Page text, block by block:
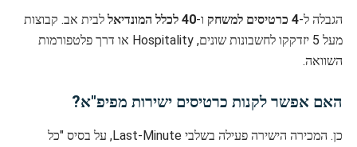
הגבלה ל-4 כרטיסים למשחק ו-40 לכלל המונדיאל
לבית אב. קבוצות
מעל 5 יזדקקו לחשבונות שונים, Hospitality או דרך פלטפורמות
השוואה.
האם אפשר לקנות כרטיסים ישירות מפיפ"א?
כן. המכירה הישירה פעילה בשלבי Last-Minute, על בסיס "כל